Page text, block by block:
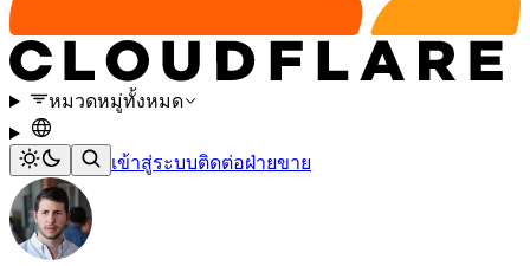
หมวดหมู่ทั้งหมด
เข้าสู่ระบบติดต่อฝ่ายขาย